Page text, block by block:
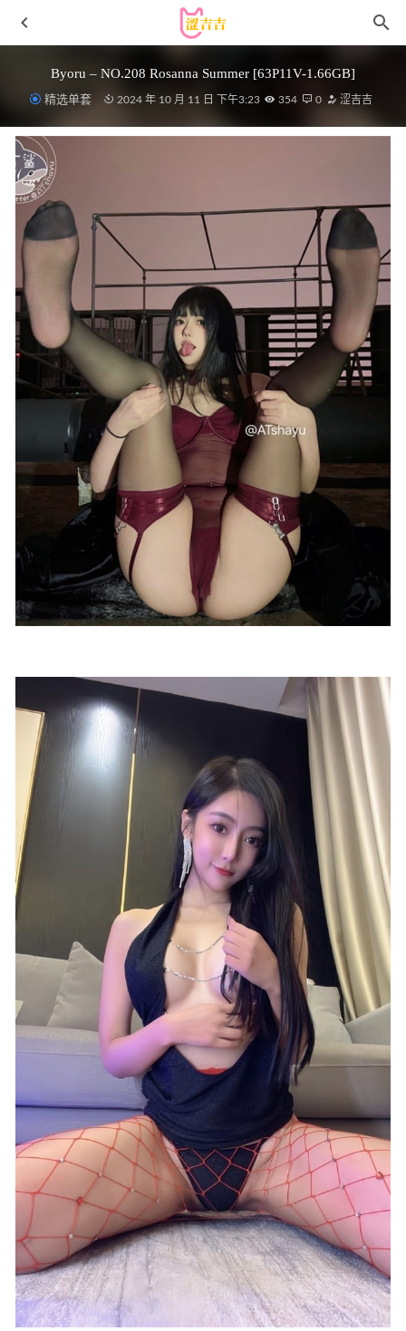
Byoru – NO.208 Rosanna Summer [63P11V-1.66GB]
精选单套 2024 年 10 月 11 日 下午3:23 354 0 涩吉吉
鱼子酱Fish – 暗墙3[150P-1.86GB]
Byoru – NO.214 Jane Doe[67P14V-1.64GB] 2024-11-20
爱老师_PhD – VOL.029 葛饰北斋 泳装[21P189M] 2022-12-
18
姬灵 – 写真图片合集【持续更新中】
2024-03-30
蠢沫沫 – 写真图片合集【持续更新中】
2025-11-07